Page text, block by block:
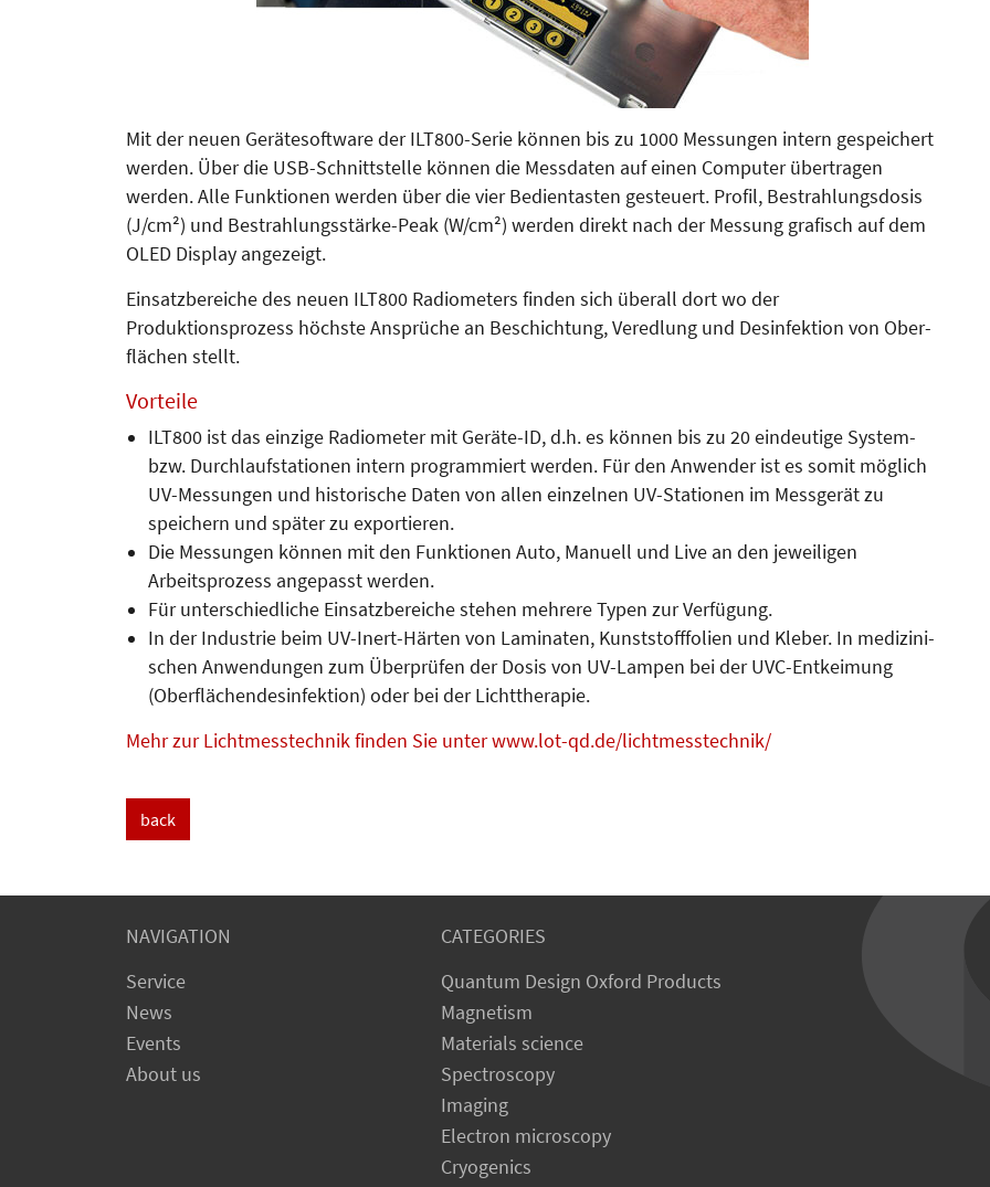
Mit der neuen Gerätesoftware der ILT800-Serie können bis zu 1000 Messungen intern gespeichert
werden. Über die USB-Schnittstelle können die Messdaten auf einen Computer übertragen
werden. Alle Funktionen werden über die vier Bedientasten gesteuert. Profil, Bestrahlungsdosis
(J/cm²) und Bestrahlungsstärke-Peak (W/cm²) werden direkt nach der Messung grafisch auf dem
OLED Display angezeigt.
Einsatzbereiche des neuen ILT800 Radiometers finden sich überall dort wo der
Produktionsprozess höchste Ansprüche an Beschichtung, Ver­ed­lung und Desinfektion von Ober­
flächen stellt.
Vorteile
ILT800 ist das einzige Radiometer mit Geräte-ID, d.h. es können bis zu 20 eindeutige System-
bzw. Durchlaufstationen intern programmiert werden. Für den Anwender ist es somit möglich
UV-Messungen und historische Daten von allen einzelnen UV-Stationen im Messgerät zu
speichern und später zu exportieren.
Die Messungen können mit den Funktionen Auto, Manuell und Live an den jeweiligen
Arbeitsprozess angepasst werden.
Für unterschiedliche Einsatzbereiche stehen mehrere Typen zur Verfügung.
In der Industrie beim UV-Inert-Här­­ten von Laminaten, Kunst­stoff­fo­lien und Kleber. In medizi­ni­
schen An­wendungen zum Über­prüfen der Dosis von UV-Lampen bei der UVC-Entkeimung
(Ober­flä­chen­desinfektion) oder bei der Lichttherapie.
Mehr zur Lichtmesstechnik finden Sie unter www.lot-qd.de/lichtmesstechnik/
back
NAVIGATION
Service
News
Events
About us
CATEGORIES
Quantum Design Oxford Products
Magnetism
Materials science
Spectroscopy
Imaging
Electron microscopy
Cryogenics